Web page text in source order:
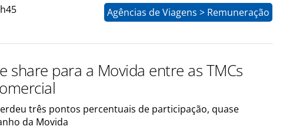
Agências de Viagens > Remuneração
share para a Movida entre as TMCs
três pontos percentuais de participação, quase
da Movida